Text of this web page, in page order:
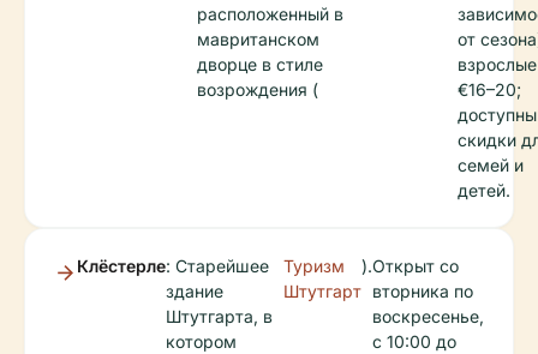
расположенный в
мавританском
дворце в стиле
возрождения (
от
взрослые
€16–20;
доступны
скидки
семей и
детей.
Клёстерле: Старейшее
здание
Штутгарта, в
котором
Туризм
Штутгарт
).Открыт со
вторника по
воскресенье,
с 10:00 до